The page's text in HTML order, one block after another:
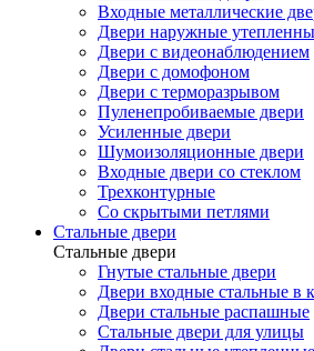
Входные металлические
Двери наружные
Двери с видеонаблюдением
Двери с домофоном
Двери с терморазрывом
Пуленепробиваемые двери
Усиленные двери
Шумоизоляционные двери
Входные двери со стеклом
Трехконтурные
Со скрытыми петлями
Стальные двери
Стальные двери
Гнутые стальные двери
Двери входные стальные в
Двери стальные распашные
Стальные двери для улицы